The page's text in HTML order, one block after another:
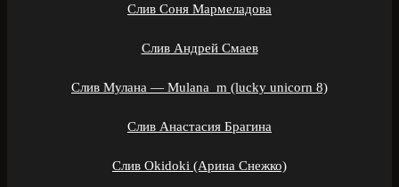
Слив Соня Мармеладова
Слив Андрей Смаев
Слив Мулана — Mulana_m (lucky unicorn 8)
Слив Анастасия Брагина
Слив Okidoki (Арина Снежко)